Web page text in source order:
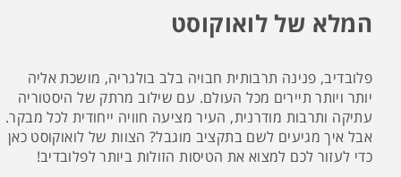
המלא של לואוקוסט
פלובדיב, פנינה תרבותית חבויה בלב בולגריה, מושכת אליה
יותר ויותר תיירים מכל העולם. עם שילוב מרתק של היסטוריה
עתיקה ותרבות מודרנית, העיר מציעה חוויה ייחודית לכל מבקר.
אבל איך מגיעים לשם בתקציב מוגבל? הצוות של לואוקוסט כאן
כדי לעזור לכם למצוא את הטיסות הזולות ביותר לפלובדיב!